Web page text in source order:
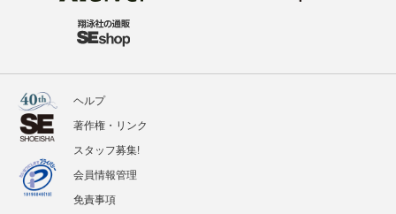
ヘルプ
著作権・リンク
スタッフ募集!
会員情報管理
免責事項